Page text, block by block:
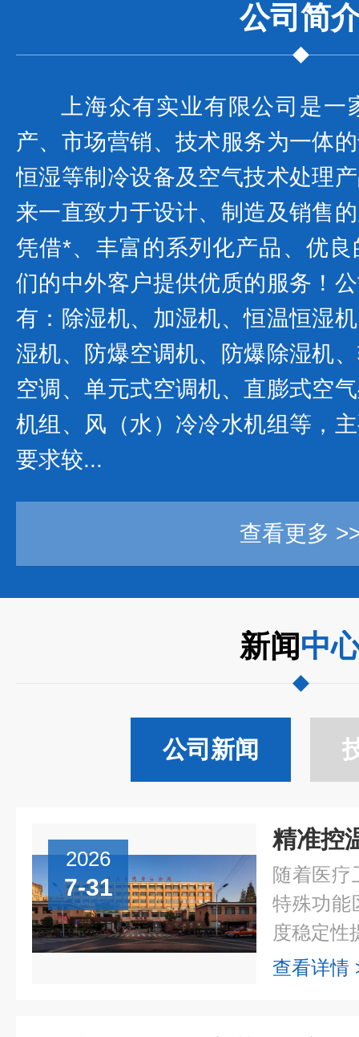
公司 简
上海众有实业有限公司是
产、市场营销、技术服务为一体
恒湿等制冷设备及空气技术处理
来一直致力于设计、制造及销售
凭借*、丰富的系列化产品、优
们的中外客户提供优质的服务！
有：除湿机、加湿机、恒温恒湿
湿机、防爆空调机、防爆除湿机
空调、单元式空调机、直膨式空
机组、风（水）冷冷水机组等，
要求较...
查看更多
新闻中
公司新闻
2026
7-31
随着医疗
特殊功能
度稳定性
查看详情